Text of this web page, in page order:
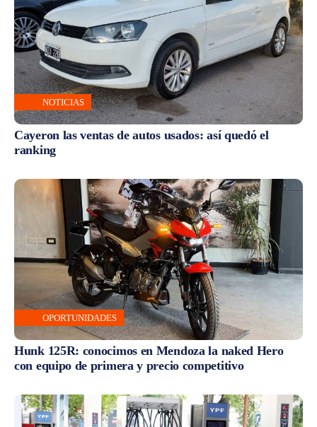
NOTICIAS
Cayeron las ventas de autos usados: así quedó el
ranking
OPORTUNIDADES
Hunk 125R: conocimos en Mendoza la naked Hero
con equipo de primera y precio competitivo